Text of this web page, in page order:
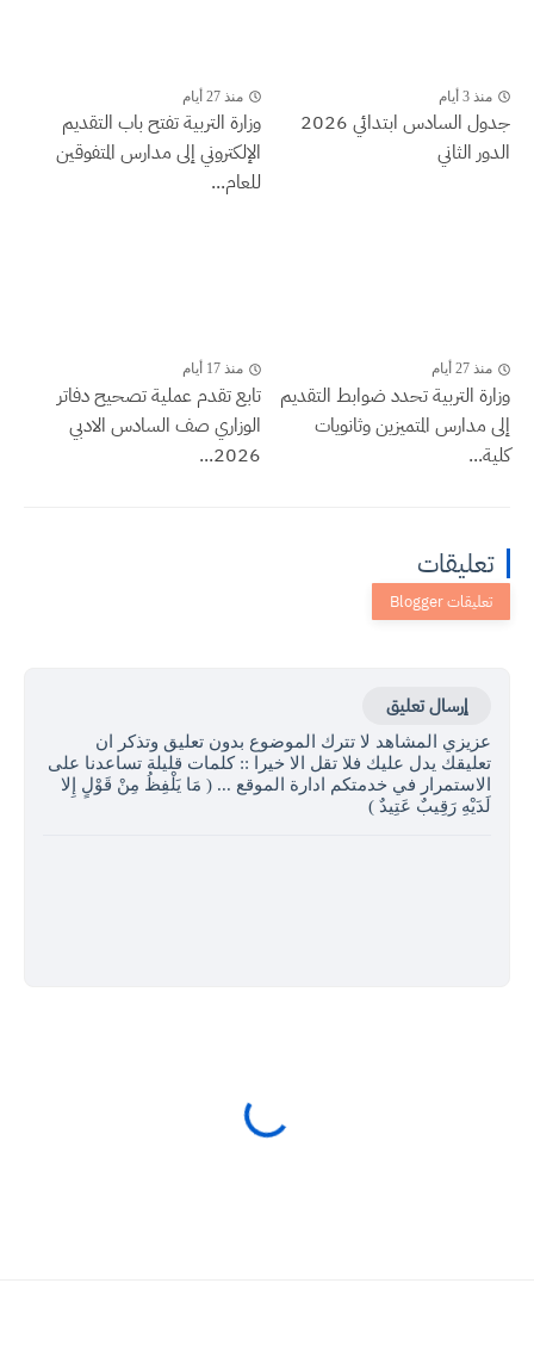
منذ 3 أيام
جدول السادس ابتدائي 2026
الدور الثاني
منذ 27 أيام
وزارة التربية تفتح باب التقديم
الإلكتروني إلى مدارس المتفوقين
للعام...
منذ 27 أيام
وزارة التربية تحدد ضوابط التقديم
إلى مدارس المتميزين وثانويات
كلية...
منذ 17 أيام
تابع تقدم عملية تصحيح دفاتر
الوزاري صف السادس الادبي
2026...
تعليقات
إرسال تعليق
عزيزي المشاهد لا تترك الموضوع بدون تعليق وتذكر ان
تعليقك يدل عليك فلا تقل الا خيرا :: كلمات قليلة تساعدنا على
الاستمرار في خدمتكم ادارة الموقع ... ( مَا يَلْفِظُ مِنْ قَوْلٍ إِلا
لَدَيْهِ رَقِيبٌ عَتِيدٌ )